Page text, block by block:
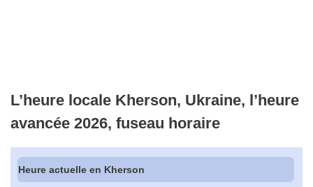
L’heure locale Kherson, Ukraine, l’heure
avancée 2026, fuseau horaire
Heure actuelle en Kherson